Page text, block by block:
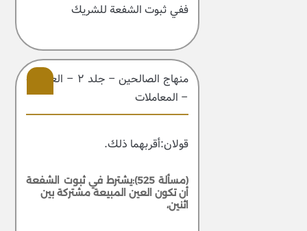
ففي ثبوت الشفعة للشريك
منهاج الصالحین – جلد ۲ – العبادات
– المعاملات
قولان:أقربهما ذلك.
(مسألة 525):يشترط في ثبوت الشفعة
أن تكون العين المبيعة مشتركة بين
اثنين،